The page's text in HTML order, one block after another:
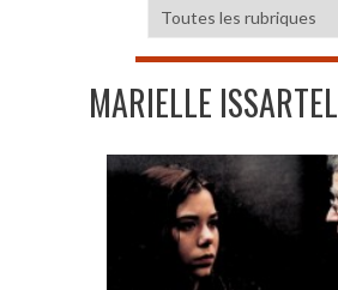
MARIELLE ISSARTEL